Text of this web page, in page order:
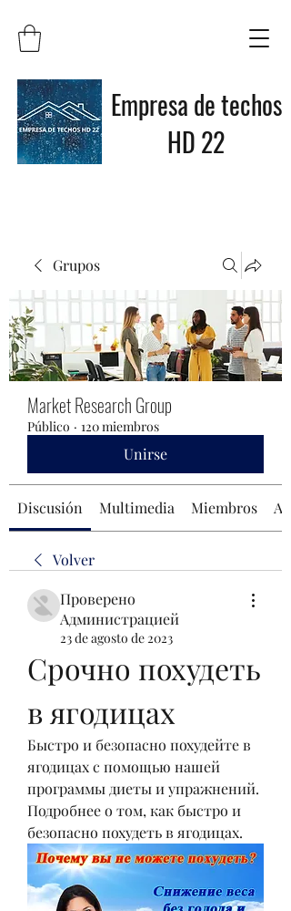
Empresa de techos
HD 22
Grupos
Market Research Group
Público · 120 miembros
Unirse
Discusión Multimedia Miembros
Volver
Проверено
Администрацией
23 de agosto de 2023
Срочно похудеть
в ягодицах
Быстро и безопасно похудейте в
ягодицах с помощью нашей
программы диеты и упражнений.
Подробнее о том, как быстро и
безопасно похудеть в ягодицах.